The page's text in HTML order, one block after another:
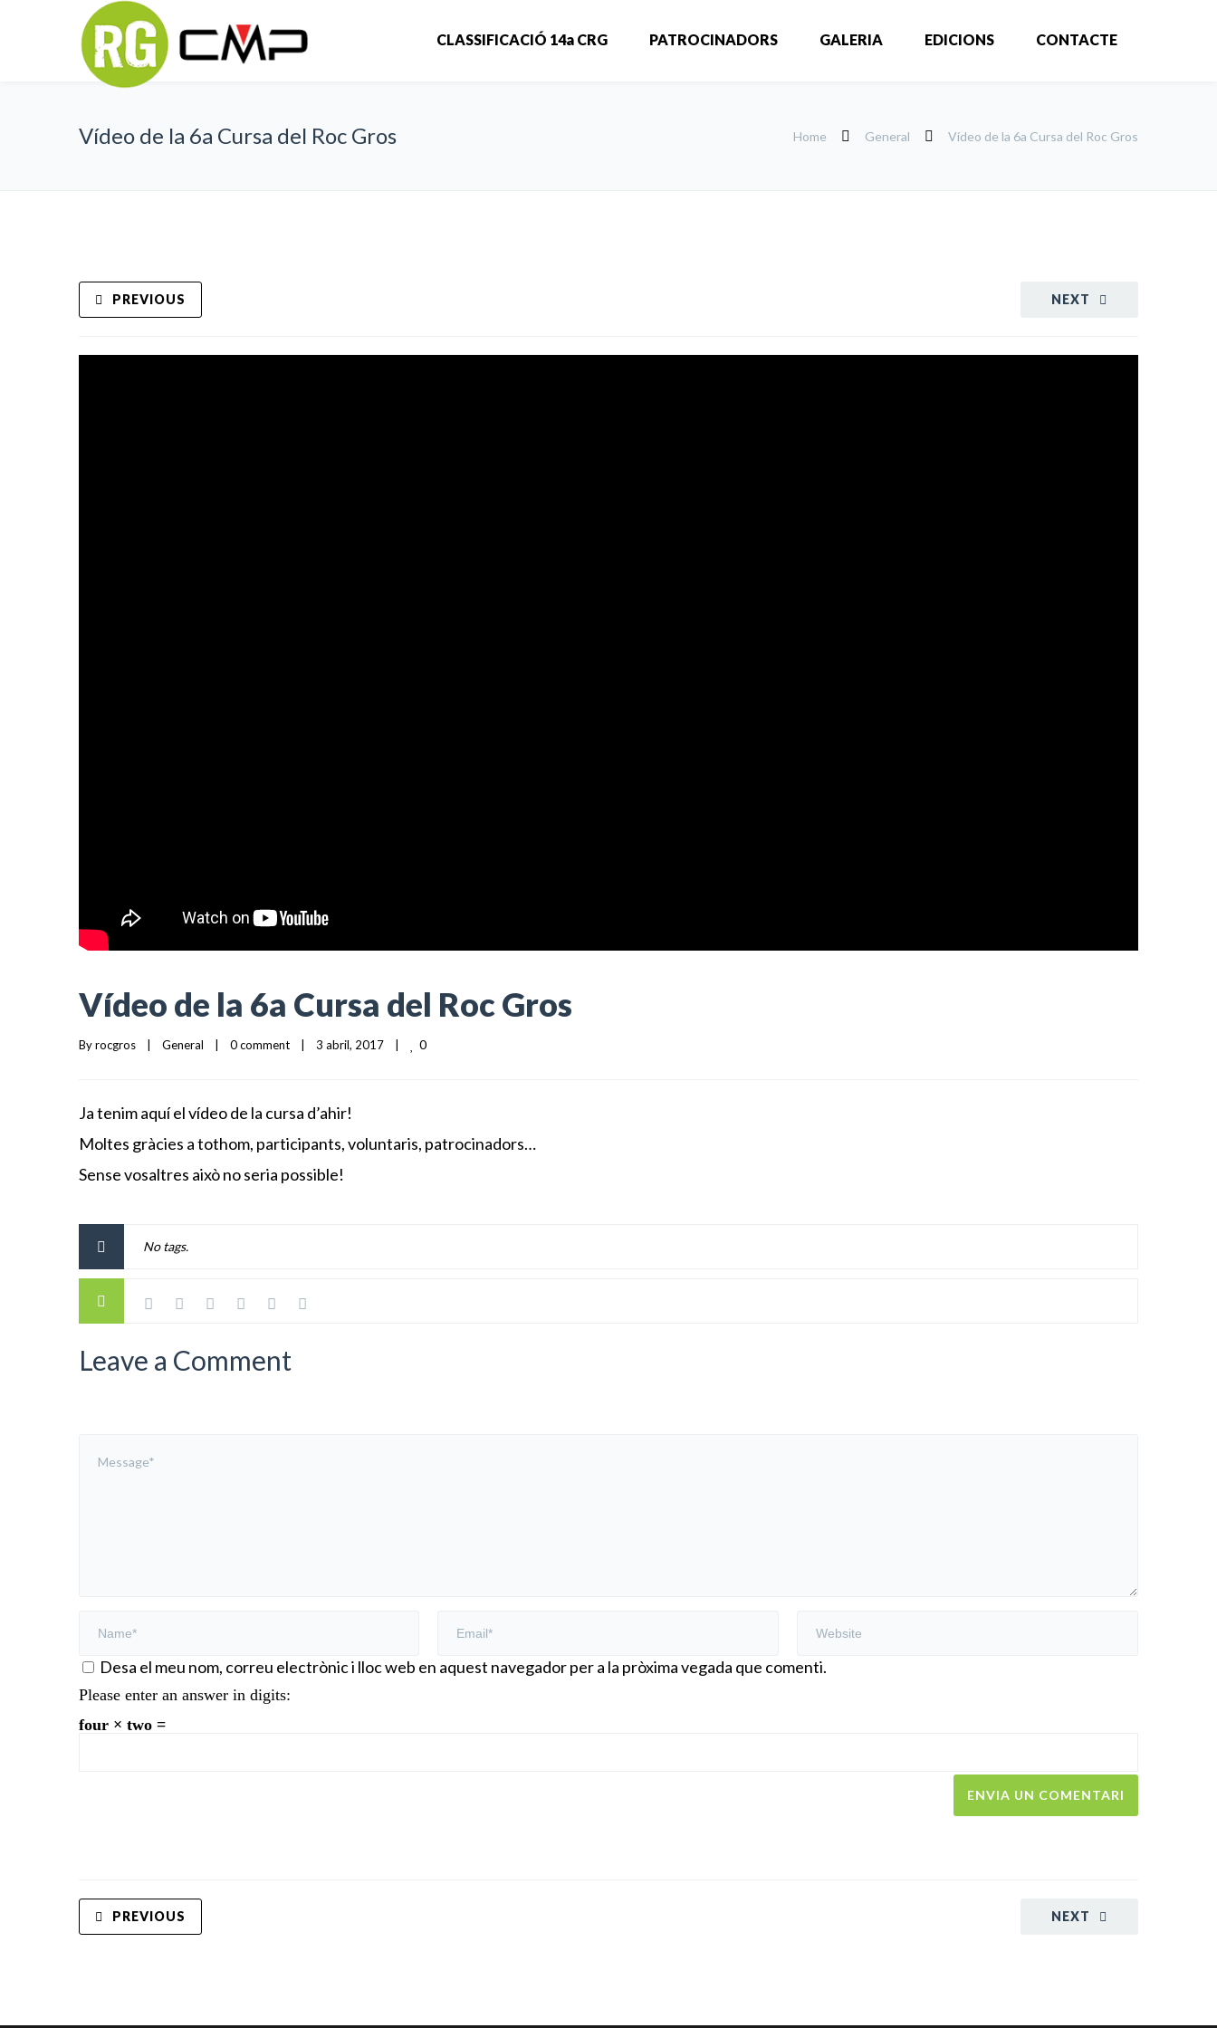
CLASSIFICACIÓ 14a CRG PATROCINADORS GALERIA EDICIONS CONTACTE
Vídeo de la 6a Cursa del Roc Gros Home General Vídeo de la 6a Cursa del Roc Gros
NEXT
PREVIOUS
Vídeo de la 6a Cursa del Roc Gros
By rocgros General 0 comment 3 abril, 2017 0
Ja tenim aquí el vídeo de la cursa d’ahir!
Moltes gràcies a tothom, participants, voluntaris, patrocinadors…
Sense vosaltres això no seria possible!
No tags.
Leave a Comment
Desa el meu nom, correu electrònic i lloc web en aquest navegador per a la pròxima vegada que comenti.
Please enter an answer in digits:
four × two =
NEXT
PREVIOUS